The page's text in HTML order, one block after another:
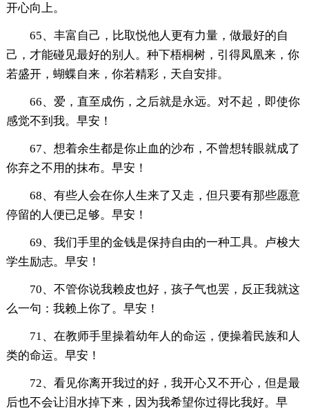
开心向上。
65、丰富自己，比取悦他人更有力量，做最好的自
己，才能碰见最好的别人。种下梧桐树，引得凤凰来，你
若盛开，蝴蝶自来，你若精彩，天自安排。
66、爱，直至成伤，之后就是永远。对不起，即使你
感觉不到我。早安！
67、想着余生都是你止血的沙布，不曾想转眼就成了
你弃之不用的抹布。早安！
68、有些人会在你人生来了又走，但只要有那些愿意
停留的人便已足够。早安！
69、我们手里的金钱是保持自由的一种工具。卢梭大
学生励志。早安！
70、不管你说我赖皮也好，孩子气也罢，反正我就这
么一句：我赖上你了。早安！
71、在教师手里操着幼年人的命运，便操着民族和人
类的命运。早安！
72、看见你离开我过的好，我开心又不开心，但是最
后也不会让泪水掉下来，因为我希望你过得比我好。早